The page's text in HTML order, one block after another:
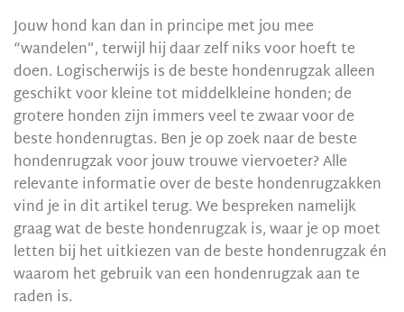
Jouw hond kan dan in principe met jou mee
“wandelen”, terwijl hij daar zelf niks voor hoeft te
doen. Logischerwijs is de beste hondenrugzak alleen
geschikt voor kleine tot middelkleine honden; de
grotere honden zijn immers veel te zwaar voor de
beste hondenrugtas. Ben je op zoek naar de beste
hondenrugzak voor jouw trouwe viervoeter? Alle
relevante informatie over de beste hondenrugzakken
vind je in dit artikel terug. We bespreken namelijk
graag wat de beste hondenrugzak is, waar je op moet
letten bij het uitkiezen van de beste hondenrugzak én
waarom het gebruik van een hondenrugzak aan te
raden is.